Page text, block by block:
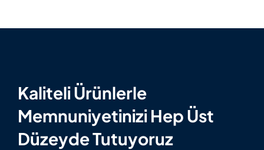
Kaliteli Ürünlerle
Memnuniyetinizi Hep Üst
Düzeyde Tutuyoruz